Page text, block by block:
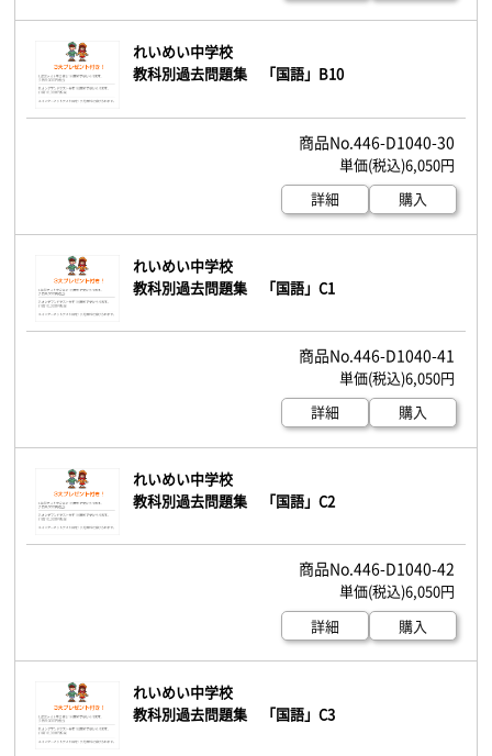
れいめい中学校
教科別過去問題集 「国語」B10
446-D1040-30
6,050円
詳細
購入
れいめい中学校
教科別過去問題集 「国語」C1
446-D1040-41
6,050円
詳細
購入
れいめい中学校
教科別過去問題集 「国語」C2
446-D1040-42
6,050円
詳細
購入
れいめい中学校
教科別過去問題集 「国語」C3